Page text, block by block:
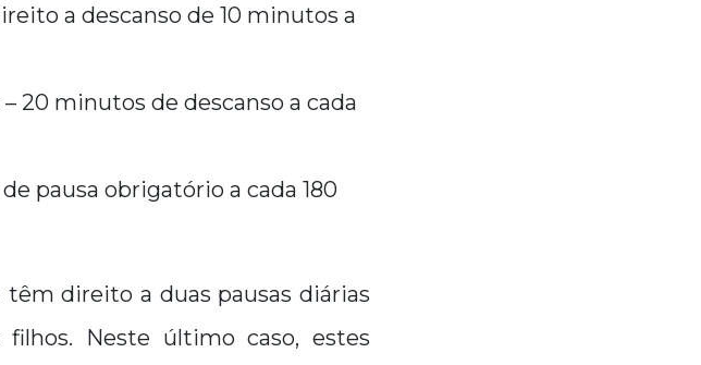
a descanso de 10 minutos a
20 minutos de descanso a cada
pausa obrigatório a cada 180
direito a duas pausas diárias
Neste último caso, estes